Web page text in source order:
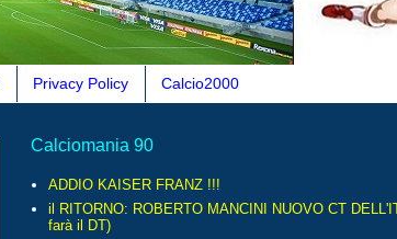
Privacy Policy Calcio2000
Calciomania 90
ADDIO KAISER FRANZ !!!
il RITORNO: ROBERTO MANCINI NUOVO CT
farà il DT)